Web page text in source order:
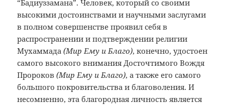
“Бадиуззамана”. Человек, который со своими
высокими достоинствами и научными заслугами
в полном совершенстве проявил себя в
распространении и подтверждении религии
Мухаммада(Мир Ему и Благо), конечно, удостоен
самого высокого внимания Досточтимого Вождя
Пророков(Мир Ему и Благо), а также его самого
большого покровительства и благоволения. И
несомненно, эта благородная личность является